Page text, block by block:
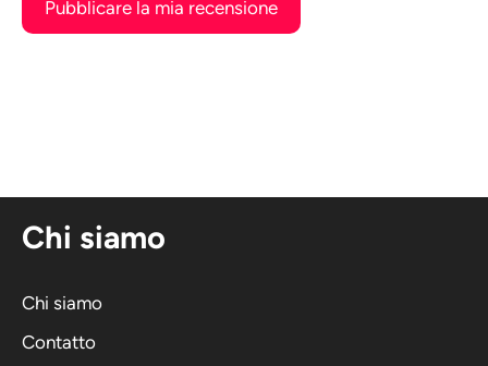
a
i
a
Chi siamo
Chi siamo
Contatto